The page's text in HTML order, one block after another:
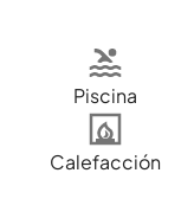
Piscina
Calefacción